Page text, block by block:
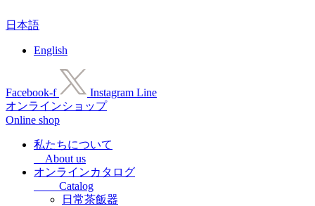
ン
ス
キ
日本語
English
Facebook-f Instagram Line
オンラインショップ
Online shop
私たちについて
About us
オンラインカタログ
Catalog
日常茶飯器